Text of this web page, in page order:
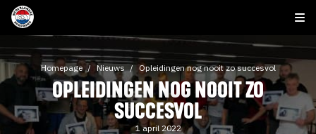
Homepage Nieuws Opleidingen nog nooit zo succesvol
OPLEIDINGEN NOG NOOIT ZO
SUCCESVOL
1 april 2022